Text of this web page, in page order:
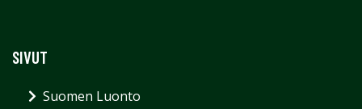
SIVUT
Suomen Luonto